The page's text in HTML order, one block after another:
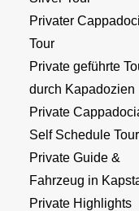
Privater
Tour
Private geführte
durch Kapadozien
Private
Self Schedule Tour
Private Guide &
Fahrzeug in
Private Highlights